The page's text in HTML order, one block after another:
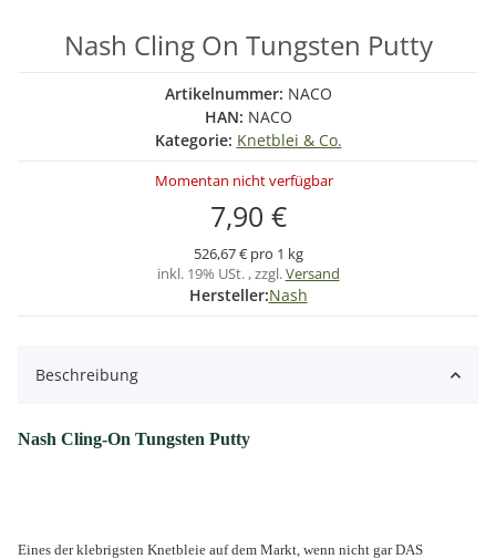
Nash Cling On Tungsten Putty
Artikelnummer: NACO
HAN: NACO
Kategorie: Knetblei & Co.
Momentan nicht verfügbar
7,90 €
526,67 € pro 1 kg
inkl. 19% USt. , zzgl.Versand
Hersteller:Nash
Beschreibung
Nash Cling-On Tungsten Putty
Eines der klebrigsten Knetbleie auf dem Markt, wenn nicht gar DAS